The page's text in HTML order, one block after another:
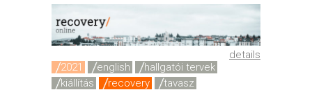
details
2021
english
hallgatói tervek
kiállítás
recovery
tavasz